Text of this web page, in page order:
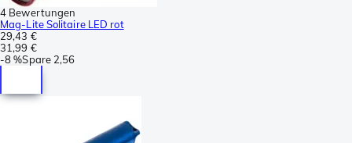
4 Bewertungen
Mag-Lite Solitaire LED rot
29,43 €
31,99 €
-8 %Spare 2,56